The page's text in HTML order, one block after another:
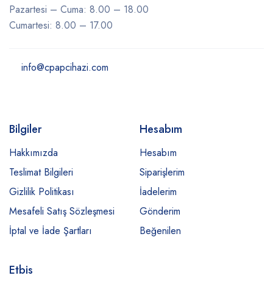
Pazartesi – Cuma: 8.00 – 18.00
Cumartesi: 8.00 – 17.00
info@cpapcihazi.com
Bilgiler
Hakkımızda
Teslimat Bilgileri
Gizlilik Politikası
Mesafeli Satış Sözleşmesi
İptal ve İade Şartları
Hesabım
Hesabım
Siparişlerim
İadelerim
Gönderim
Beğenilen
Etbis